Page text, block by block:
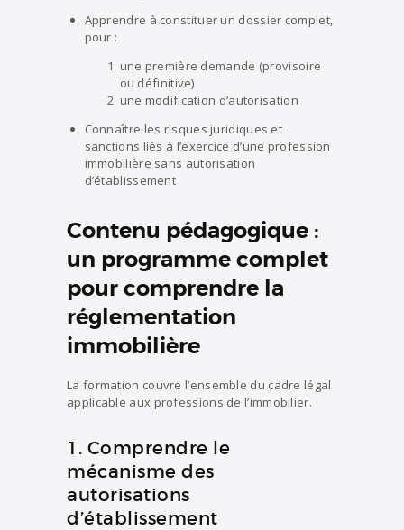
Apprendre à constituer un dossier complet,
pour :
une première demande (provisoire
ou définitive)
une modification d’autorisation
Connaître les risques juridiques et
sanctions liés à l’exercice d’une profession
immobilière sans autorisation
d’établissement
Contenu pédagogique :
un programme complet
pour comprendre la
réglementation
immobilière
La formation couvre l’ensemble du cadre légal
applicable aux professions de l’immobilier.
1. Comprendre le
mécanisme des
autorisations
d’établissement